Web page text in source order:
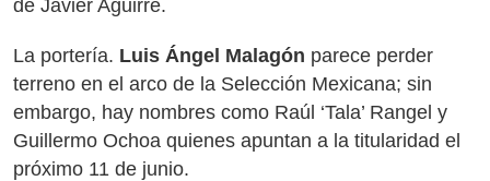
de Javier Aguirre.
La portería. Luis Ángel Malagón parece perder
terreno en el arco de la Selección Mexicana; sin
embargo, hay nombres como Raúl ‘Tala’ Rangel y
Guillermo Ochoa quienes apuntan a la titularidad el
próximo 11 de junio.